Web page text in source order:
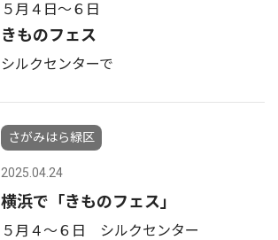
５月４日〜６日
きものフェス
シルクセンターで
さがみはら緑区
2025.04.24
横浜で「きものフェス」
５月４〜６日 シルクセンター